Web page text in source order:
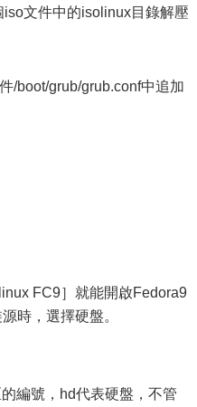
文件中的isolinux目錄解壓
/boot/grub/grub.conf中追加
FC9］就能開啟Fedora9
時，選擇硬盤。
編號，hd代表硬盤，不管